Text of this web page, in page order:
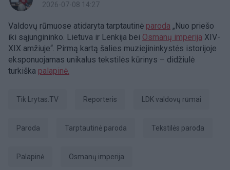
2026-07-08 14:27
Valdovų rūmuose atidaryta tarptautinė paroda „Nuo priešo
iki sąjungininko. Lietuva ir Lenkija bei Osmanų imperija XIV-
XIX amžiuje“. Pirmą kartą šalies muziejininkystės istorijoje
eksponuojamas unikalus tekstilės kūrinys – didžiulė
turkiška palapinė.
tik Lrytas.TV Reporteris LDK valdovų rūmai
Paroda tarptautinė paroda tekstilės paroda
palapinė Osmanų imperija